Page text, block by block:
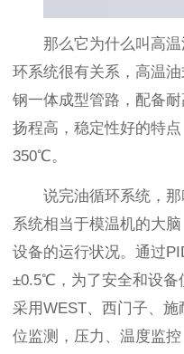
那么它为什么叫高
环系统很有关系，高温
钢一体成型管路，配备
扬程高，稳定性好的特
350℃。
说完油循环系统，
系统相当于模温机的大
设备的运行状况。通过
±0.5℃，为了安全和设备
采用WEST、西门子、
位监测，压力、温度监